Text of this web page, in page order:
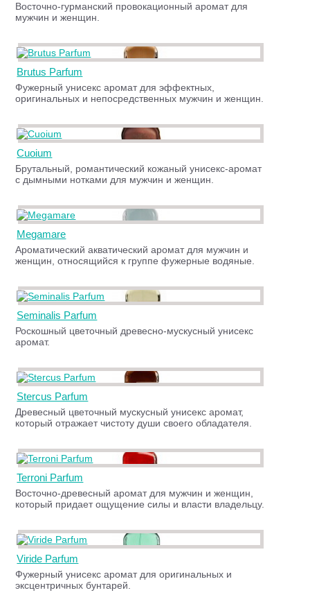
Восточно-гурманский провокационный аромат для
мужчин и женщин.
Brutus Parfum
Фужерный унисекс аромат для эффектных,
оригинальных и непосредственных мужчин и женщин.
Cuoium
Брутальный, романтический кожаный унисекс-аромат
с дымными нотками для мужчин и женщин.
Megamare
Ароматический акватический аромат для мужчин и
женщин, относящийся к группе фужерные водяные.
Seminalis Parfum
Роскошный цветочный древесно-мускусный унисекс
аромат.
Stercus Parfum
Древесный цветочный мускусный унисекс аромат,
который отражает чистоту души своего обладателя.
Terroni Parfum
Восточно-древесный аромат для мужчин и женщин,
который придает ощущение силы и власти владельцу.
Viride Parfum
Фужерный унисекс аромат для оригинальных и
эксцентричных бунтарей.